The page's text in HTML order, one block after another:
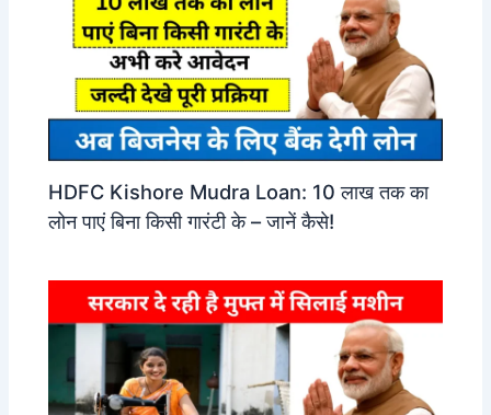
HDFC Kishore Mudra Loan: 10 लाख तक का
लोन पाएं बिना किसी गारंटी के – जानें कैसे!